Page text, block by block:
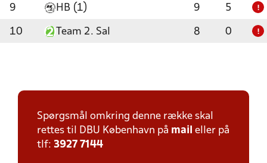
9 HB (1) 9 5 !
10 Team 2. Sal 8 0 !
Spørgsmål omkring denne række skal
rettes til DBU København på mail eller på
tlf: 3927 7144